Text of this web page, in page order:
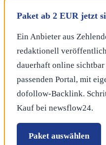
Paket ab 2 EUR jetzt
Ein Anbieter aus
redaktionell
dauerhaft online
passenden Portal, mit
dofollow-Backlink.
Kauf bei newsflow24.
Paket auswählen